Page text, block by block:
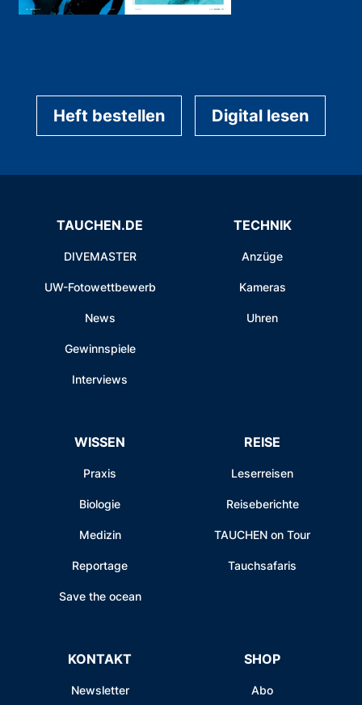
Heft bestellen Digital lesen
TAUCHEN.DE
DIVEMASTER
UW-Fotowettbewerb
News
Gewinnspiele
Interviews
TECHNIK
Anzüge
Kameras
Uhren
WISSEN
Praxis
Biologie
Medizin
Reportage
Save the ocean
REISE
Leserreisen
Reiseberichte
TAUCHEN on Tour
Tauchsafaris
KONTAKT
Newsletter
SHOP
Abo